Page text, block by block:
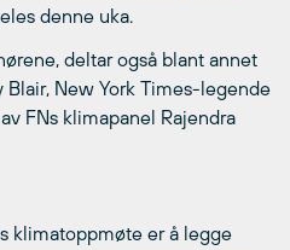
denne uka.
deltar også blant annet
Blair, New York Times-legende
FNs klimapanel Rajendra
klimatoppmøte er å legge